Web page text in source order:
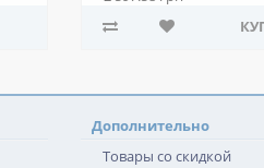
Дополнительно
Товары со скидкой